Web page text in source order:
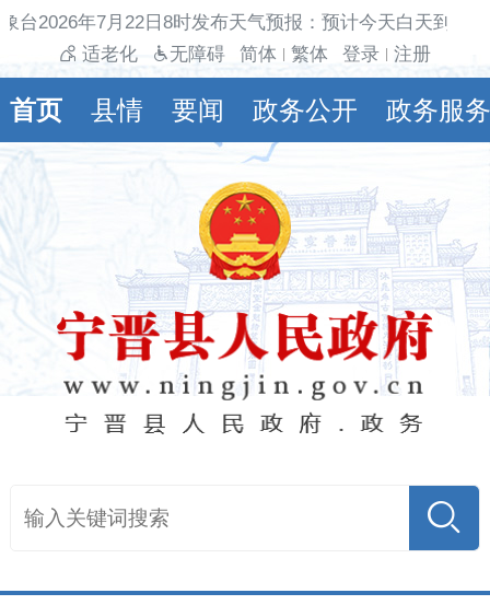
台2026年7月22日8时发布天气预报：预计今天白天到夜
适老化
无障碍 简体 繁体 登录 注册
首页 县情 要闻 政务公开 政务服务